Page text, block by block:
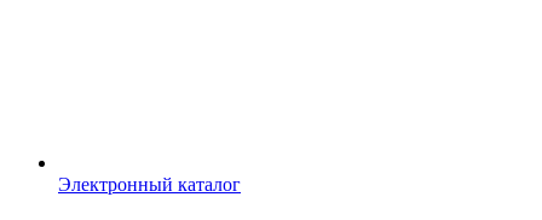
Электронный каталог